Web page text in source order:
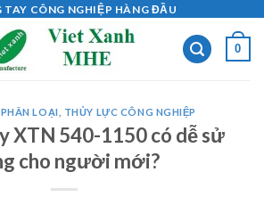
TAY CÔNG NGHIỆP HÀNG ĐẦU
0
LOẠI THỦY LỰC CÔNG NGHIỆP
XTN 540-1150 có dễ sử
cho người mới?